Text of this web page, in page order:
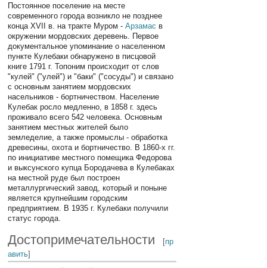
Постоянное поселение на месте
современного города возникло не позднее
конца XVII в. на тракте Муром -Арзамас в
окружении мордовских деревень. Первое
документальное упоминание о населенном
пункте Кулебаки обнаружено в писцовой
книге 1791 г. Топоним происходит от слов
"кулей" ("улей") и "баки" ("сосуды") и связано
с основным занятием мордовских
насельников - бортничеством. Население
Кулебак росло медленно, в 1858 г. здесь
проживало всего 542 человека. Основным
занятием местных жителей было
земледелие, а также промыслы - обработка
древесины, охота и бортничество. В 1860-х гг.
по инициативе местного помещика Федорова
и выксунского купца Бородачева в Кулебаках
на местной руде был построен
металлургический завод, который и поныне
является крупнейшим городским
предприятием. В 1935 г. Кулебаки получили
статус города.
Достопримечательности [пр
авить]